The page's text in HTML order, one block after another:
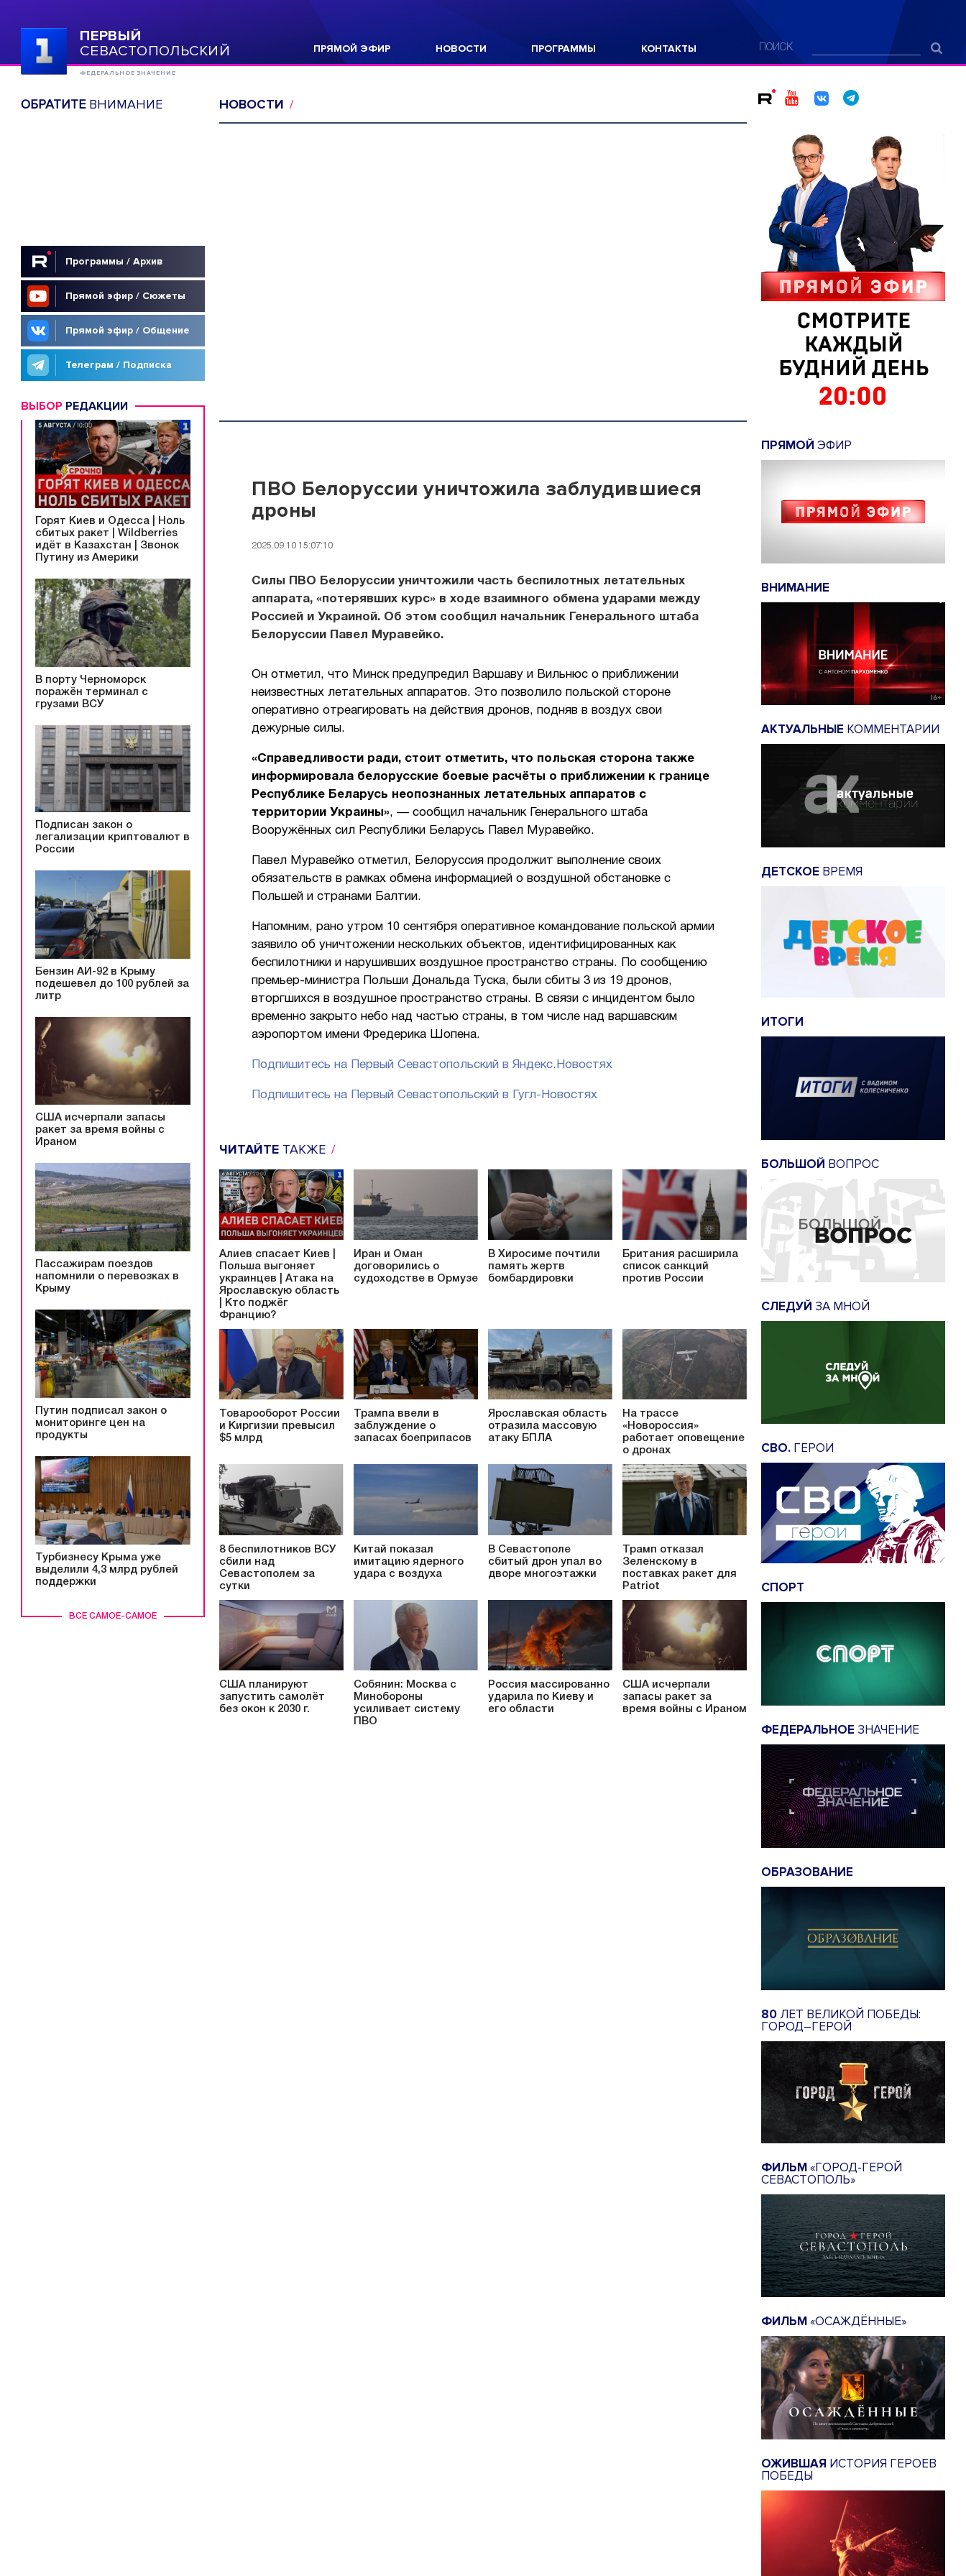
ПЕРВЫЙ
СЕВАСТОПОЛЬСКИЙ
ФЕДЕРАЛЬНОЕ ЗНАЧЕНИЕ
ПРЯМОЙ ЭФИР НОВОСТИ ПРОГРАММЫ КОНТАКТЫ ПОИСК
ОБРАТИТЕВНИМАНИЕ
Программы / Архив
Прямой эфир / Сюжеты
Прямой эфир / Общение
Телеграм / Подписка
ВЫБОР РЕДАКЦИИ
ВСЕ САМОЕ-САМОЕ
Горят Киев и Одесса | Ноль
сбитых ракет | Wildberries
идёт в Казахстан | Звонок
Путину из Америки
В порту Черноморск
поражён терминал с
грузами ВСУ
Подписан закон о
легализации криптовалют в
России
Бензин АИ-92 в Крыму
подешевел до 100 рублей за
литр
США исчерпали запасы
ракет за время войны с
Ираном
Пассажирам поездов
напомнили о перевозках в
Крыму
Путин подписал закон о
мониторинге цен на
продукты
Турбизнесу Крыма уже
выделили 4,3 млрд рублей
поддержки
НОВОСТИ
ПВО Белоруссии уничтожила заблудившиеся
дроны
2025.09.10 15:07:10
Силы ПВО Белоруссии уничтожили часть беспилотных летательных
аппарата, «потерявших курс» в ходе взаимного обмена ударами между
Россией и Украиной. Об этом сообщил начальник Генерального штаба
Белоруссии Павел Муравейко.
Он отметил, что Минск предупредил Варшаву и Вильнюс о приближении
неизвестных летательных аппаратов. Это позволило польской стороне
оперативно отреагировать на действия дронов, подняв в воздух свои
дежурные силы.
«Справедливости ради, стоит отметить, что польская сторона также
информировала белорусские боевые расчёты о приближении к границе
Республике Беларусь неопознанных летательных аппаратов с
территории Украины», — сообщил начальник Генерального штаба
Вооружённых сил Республики Беларусь Павел Муравейко.
Павел Муравейко отметил, Белоруссия продолжит выполнение своих
обязательств в рамках обмена информацией о воздушной обстановке с
Польшей и странами Балтии.
Напомним, рано утром 10 сентября оперативное командование польской армии
заявило об уничтожении нескольких объектов, идентифицированных как
беспилотники и нарушивших воздушное пространство страны. По сообщению
премьер-министра Польши Дональда Туска, были сбиты 3 из 19 дронов,
вторгшихся в воздушное пространство страны. В связи с инцидентом было
временно закрыто небо над частью страны, в том числе над варшавским
аэропортом имени Фредерика Шопена.
Подпишитесь на Первый Севастопольский в Яндекс.Новостях
Подпишитесь на Первый Севастопольский в Гугл-Новостях
ЧИТАЙТЕ ТАКЖЕ
Алиев спасает Киев |
Польша выгоняет
украинцев | Атака на
Ярославскую область
| Кто поджёг
Францию?
Иран и Оман
договорились о
судоходстве в Ормузе
В Хиросиме почтили
память жертв
бомбардировки
Британия расширила
список санкций
против России
Товарооборот России
и Киргизии превысил
$5 млрд
Трампа ввели в
заблуждение о
запасах боеприпасов
Ярославская область
отразила массовую
атаку БПЛА
На трассе
«Новороссия»
работает оповещение
о дронах
8 беспилотников ВСУ
сбили над
Севастополем за
сутки
Китай показал
имитацию ядерного
удара с воздуха
В Севастополе
сбитый дрон упал во
дворе многоэтажки
Трамп отказал
Зеленскому в
поставках ракет для
Patriot
США планируют
запустить самолёт
без окон к 2030 г.
Собянин: Москва с
Минобороны
усиливает систему
ПВО
Россия массированно
ударила по Киеву и
его области
США исчерпали
запасы ракет за
время войны с Ираном
ПРЯМОЙ ЭФИР
ВНИМАНИЕ
АКТУАЛЬНЫЕ КОММЕНТАРИИ
ДЕТСКОЕ ВРЕМЯ
ИТОГИ
БОЛЬШОЙ ВОПРОС
СЛЕДУЙ ЗА МНОЙ
СВО. ГЕРОИ
СПОРТ
ФЕДЕРАЛЬНОЕ ЗНАЧЕНИЕ
ОБРАЗОВАНИЕ
80 ЛЕТ ВЕЛИКОЙ ПОБЕДЫ:
ГОРОД–ГЕРОЙ
ФИЛЬМ«ГОРОД-ГЕРОЙ
СЕВАСТОПОЛЬ»
ФИЛЬМ«ОСАЖДЁННЫЕ»
ОЖИВШАЯ ИСТОРИЯ ГЕРОЕВ
ПОБЕДЫ